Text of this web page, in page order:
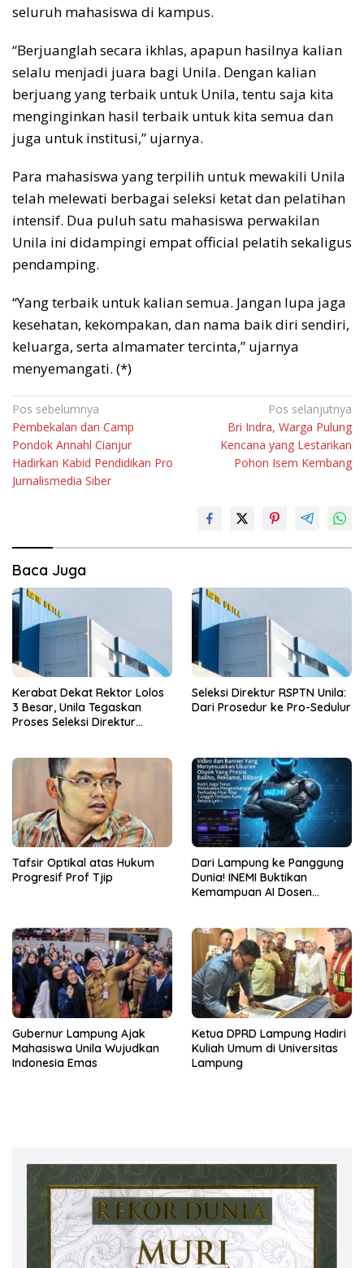
seluruh mahasiswa di kampus.
“Berjuanglah secara ikhlas, apapun hasilnya kalian
selalu menjadi juara bagi Unila. Dengan kalian
berjuang yang terbaik untuk Unila, tentu saja kita
menginginkan hasil terbaik untuk kita semua dan
juga untuk institusi,” ujarnya.
Para mahasiswa yang terpilih untuk mewakili Unila
telah melewati berbagai seleksi ketat dan pelatihan
intensif. Dua puluh satu mahasiswa perwakilan
Unila ini didampingi empat official pelatih sekaligus
pendamping.
“Yang terbaik untuk kalian semua. Jangan lupa jaga
kesehatan, kekompakan, dan nama baik diri sendiri,
keluarga, serta almamater tercinta,” ujarnya
menyemangati. (*)
Navigasi
pos
Pos sebelumnya
Pembekalan dan Camp
Pondok Annahl Cianjur
Hadirkan Kabid Pendidikan Pro
Jurnalismedia Siber
Pos selanjutnya
Bri Indra, Warga Pulung
Kencana yang Lestarikan
Pohon Isem Kembang
Baca Juga
Kerabat Dekat Rektor Lolos
3 Besar, Unila Tegaskan
Proses Seleksi Direktur
Seleksi Direktur RSPTN Unila:
Dari Prosedur ke Pro-Sedulur
Tafsir Optikal atas Hukum
Progresif Prof Tjip
Dari Lampung ke Panggung
Dunia! INEMI Buktikan
Kemampuan AI Dosen
Gubernur Lampung Ajak
Mahasiswa Unila Wujudkan
Indonesia Emas
Ketua DPRD Lampung Hadiri
Kuliah Umum di Universitas
Lampung